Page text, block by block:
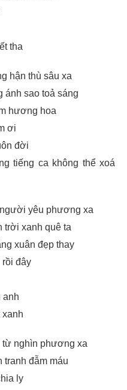
tha
hận thù sâu xa
ánh sao toả sáng
hương hoa
ơi
đời
tiếng ca không thể xoá
yêu phương xa
trời xanh quê ta
xuân đẹp thay
rồi đây
anh
từ nghìn phương xa
tranh đẫm máu
ly